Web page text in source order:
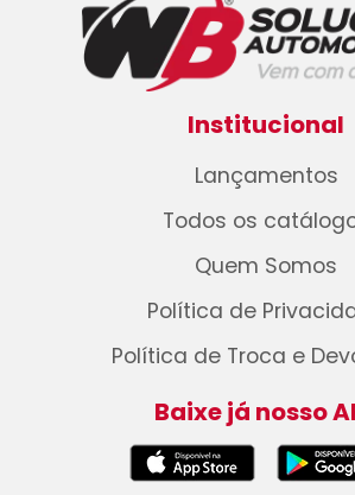
Institucional
Lançamentos
Todos os
Quem Somos
Política de
Política de Troca e
Baixe já nosso